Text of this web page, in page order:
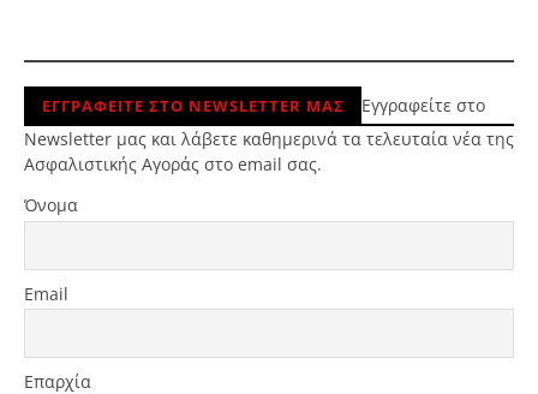
ΕΓΓΡΑΦΕΙΤΕ ΣΤΟ NEWSLETTER ΜΑΣ
Εγγραφείτε στο
Newsletter μας και λάβετε καθημερινά τα τελευταία νέα της
Ασφαλιστικής Αγοράς στο email σας.
Όνομα
Email
Επαρχία